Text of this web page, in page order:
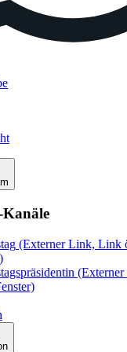
(Externer Link, Link